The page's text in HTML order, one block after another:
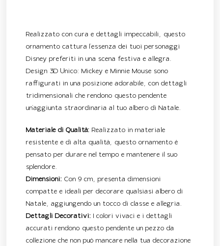
Realizzato con cura e dettagli impeccabili, questo
ornamento cattura l’essenza dei tuoi personaggi
Disney preferiti in una scena festiva e allegra.
Design 3D Unico: Mickey e Minnie Mouse sono
raffigurati in una posizione adorabile, con dettagli
tridimensionali che rendono questo pendente
un’aggiunta straordinaria al tuo albero di Natale.
Materiale di Qualità: Realizzato in materiale
resistente e di alta qualità, questo ornamento è
pensato per durare nel tempo e mantenere il suo
splendore.
Dimensioni: Con 9 cm, presenta dimensioni
compatte e ideali per decorare qualsiasi albero di
Natale, aggiungendo un tocco di classe e allegria.
Dettagli Decorativi:
I colori vivaci e i dettagli
accurati rendono questo pendente un pezzo da
collezione che non può mancare nella tua decorazione